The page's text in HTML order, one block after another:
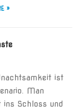
»
ist
Man
ins Schloss und